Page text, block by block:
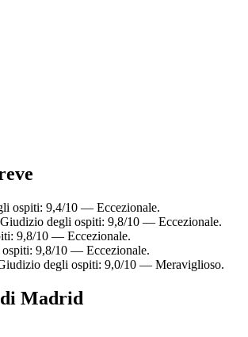
ospiti: 9,4/10 — Eccezionale.
degli ospiti: 9,8/10 — Eccezionale.
9,8/10 — Eccezionale.
9,8/10 — Eccezionale.
degli ospiti: 9,0/10 — Meraviglioso.
di Madrid